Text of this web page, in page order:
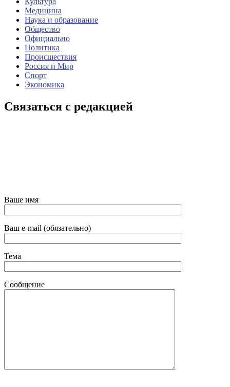
Медицина
Наука и образование
Общество
Официально
Политика
Происшествия
Россия и Мир
Спорт
Экономика
Связаться с редакцией
Ваше имя
Ваш e-mail (обязательно)
Тема
Сообщение